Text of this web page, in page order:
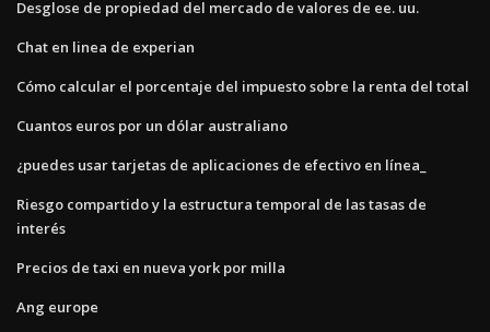
Desglose de propiedad del mercado de valores de ee. uu.
Chat en linea de experian
Cómo calcular el porcentaje del impuesto sobre la renta del total
Cuantos euros por un dólar australiano
¿puedes usar tarjetas de aplicaciones de efectivo en línea_
Riesgo compartido y la estructura temporal de las tasas de
interés
Precios de taxi en nueva york por milla
Ang europe